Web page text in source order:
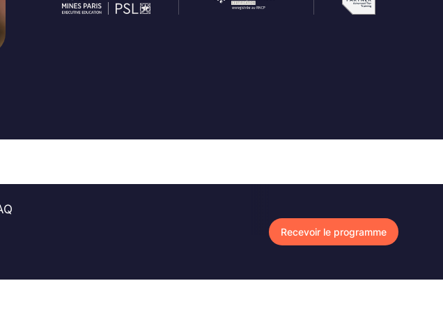
Recevoir le programme